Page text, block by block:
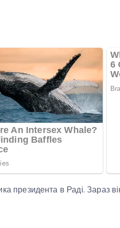
президента в Раді. Зараз